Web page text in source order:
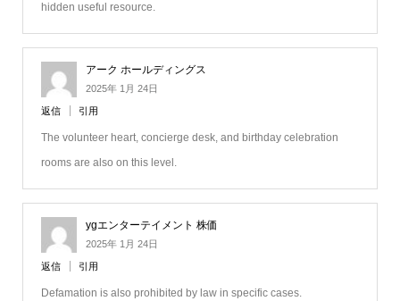
hidden useful resource.
アーク ホールディングス
2025年 1月 24日
返信 引用
The volunteer heart, concierge desk, and birthday celebration
rooms are also on this level.
ygエンターテイメント 株価
2025年 1月 24日
返信 引用
Defamation is also prohibited by law in specific cases.